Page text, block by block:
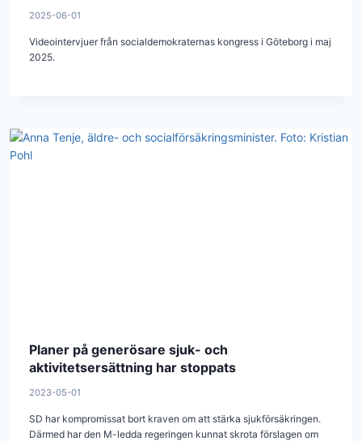
2025-06-01
Videointervjuer från socialdemokraternas kongress i Göteborg i maj
2025.
Planer på generösare sjuk- och
aktivitetsersättning har stoppats
2023-05-01
SD har kompromissat bort kraven om att stärka sjukförsäkringen.
Därmed har den M-ledda regeringen kunnat skrota förslagen om